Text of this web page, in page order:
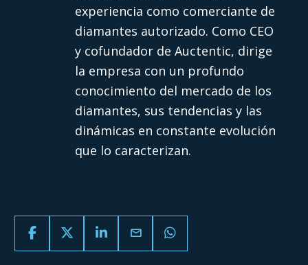
experiencia como comerciante de
diamantes autorizado. Como CEO
y cofundador de Auctentic, dirige
la empresa con un profundo
conocimiento del mercado de los
diamantes, sus tendencias y las
dinámicas en constante evolución
que lo caracterizan.
email